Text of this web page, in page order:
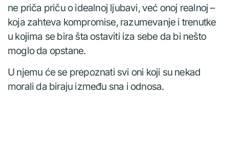
ne priča priču o idealnoj ljubavi, već onoj realnoj –
koja zahteva kompromise, razumevanje i trenutke
u kojima se bira šta ostaviti iza sebe da bi nešto
moglo da opstane.
U njemu će se prepoznati svi oni koji su nekad
morali da biraju između sna i odnosa.